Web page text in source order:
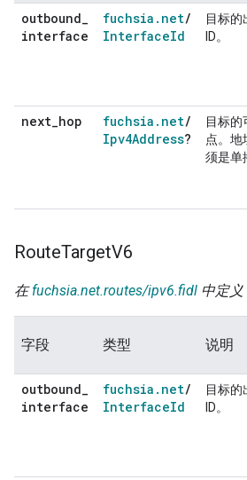
outbound
interface
fuchsia . net/
InterfaceId
目标的
ID。
next hop fuchsia . net/
Ipv4Address?
目标的
点。地
须是单
RouteTargetV6
在fuchsia.net.routes/ipv6.fidl 中定义
字段 类型 说明
outbound
interface
fuchsia . net/
InterfaceId
目标的
ID。